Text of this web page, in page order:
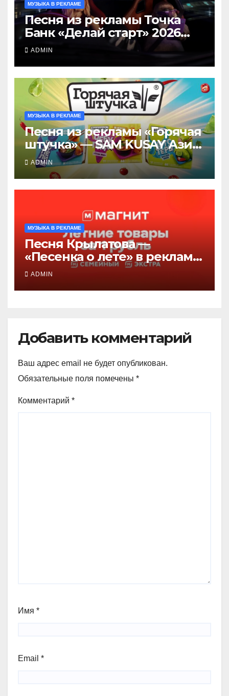
МУЗЫКА В РЕКЛАМЕ
Песня из рекламы Точка
Банк «Делай старт» 2026
(Клава Кока и утконос),
ADMIN
МУЗЫКА В РЕКЛАМЕ
Песня из рекламы «Горячая
штучка» — SAM KUSAY Азию
на вкус 2026, слушать тут
ADMIN
МУЗЫКА В РЕКЛАМЕ
Песня Крылатова —
«Песенка о лете» в рекламе
Магнит — Летние товары
ADMIN
Добавить комментарий
Ваш адрес email не будет опубликован.
Обязательные поля помечены *
Комментарий *
Имя *
Email *